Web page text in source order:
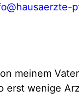
meinem
erst wenige